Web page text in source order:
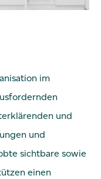
im
und
und
sichtbare sowie
einen